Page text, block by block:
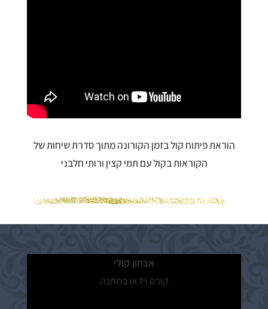
הוראת פיתוח קול בזמן הקורונה מתוך סדרת שיחות של
הקוראות בקול עם תמי קצין ורותי חלבני
אבחון קולי
קורס וידאו במתנה